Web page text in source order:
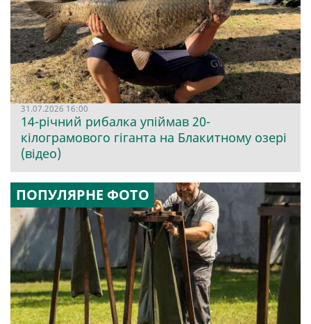
31.07.2026 16:00
14-річний рибалка упіймав 20-
кілограмового гіганта на Блакитному озері
(відео)
ПОПУЛЯРНЕ ФОТО